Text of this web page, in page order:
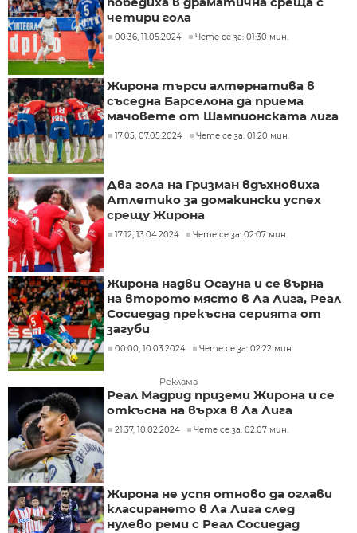
четири гола
00:36, 11.05.2024 Чете се за: 01:30 мин.
Жирона търси алтернатива в
съседна Барселона да приема
мачовете от Шампионската лига
17:05, 07.05.2024 Чете се за: 01:20 мин.
Два гола на Гризман вдъхновиха
Атлетико за домакински успех
срещу Жирона
17:12, 13.04.2024 Чете се за: 02:07 мин.
Жирона надви Осауна и се върна
на второто място в Ла Лига, Реал
Сосиедад прекъсна серията от
загуби
00:00, 10.03.2024 Чете се за: 02:22 мин.
Реклама
Реал Мадрид приземи Жирона и се
откъсна на върха в Ла Лига
21:37, 10.02.2024 Чете се за: 02:07 мин.
Жирона не успя отново да оглави
класирането в Ла Лига след
нулево реми с Реал Сосиедад